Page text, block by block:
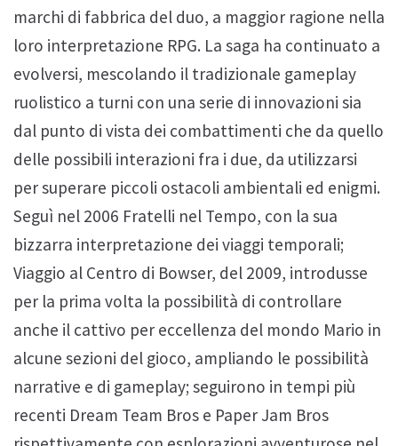
marchi di fabbrica del duo, a maggior ragione nella
loro interpretazione RPG. La saga ha continuato a
evolversi, mescolando il tradizionale gameplay
ruolistico a turni con una serie di innovazioni sia
dal punto di vista dei combattimenti che da quello
delle possibili interazioni fra i due, da utilizzarsi
per superare piccoli ostacoli ambientali ed enigmi.
Seguì nel 2006 Fratelli nel Tempo, con la sua
bizzarra interpretazione dei viaggi temporali;
Viaggio al Centro di Bowser, del 2009, introdusse
per la prima volta la possibilità di controllare
anche il cattivo per eccellenza del mondo Mario in
alcune sezioni del gioco, ampliando le possibilità
narrative e di gameplay; seguirono in tempi più
recenti Dream Team Bros e Paper Jam Bros